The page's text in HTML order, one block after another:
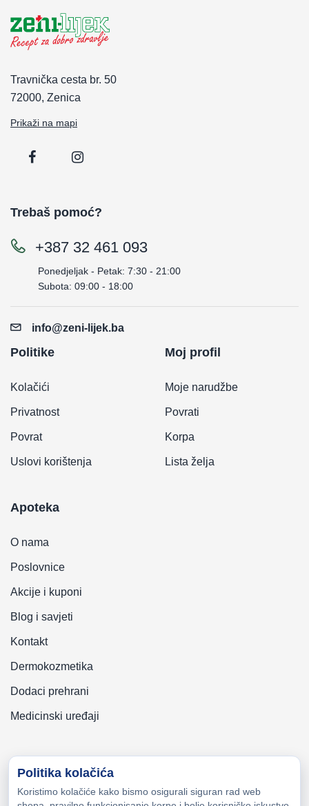
Travnička cesta br. 50
72000, Zenica
Prikaži na mapi
Trebaš pomoć?
+387 32 461 093
Ponedjeljak - Petak: 7:30 - 21:00
Subota: 09:00 - 18:00
info@zeni-lijek.ba
Politike
Kolačići
Privatnost
Povrat
Uslovi korištenja
Moj profil
Moje narudžbe
Povrati
Korpa
Lista želja
Apoteka
O nama
Poslovnice
Akcije i kuponi
Blog i savjeti
Kontakt
Dermokozmetika
Dodaci prehrani
Medicinski uređaji
Copyright © 2026 Zeni-Lijek Apoteka. Sva prava zadržana
Politika kolačića
Koristimo kolačiće kako bismo osigurali siguran rad web